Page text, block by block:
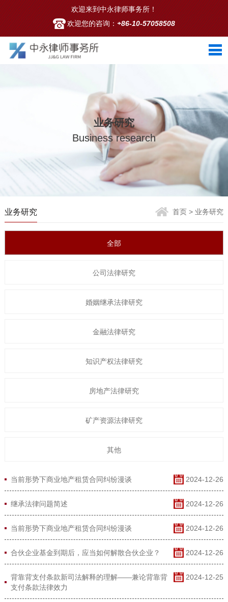
欢迎来到中永律师事务所！
欢迎您的咨询：+86-10-57058508
业务研究
Business research
业务研究 首页 > 业务研究
全部
公司法律研究
婚姻继承法律研究
金融法律研究
知识产权法律研究
房地产法律研究
矿产资源法律研究
其他
当前形势下商业地产租赁合同纠纷漫谈 2024-12-26
继承法律问题简述 2024-12-26
当前形势下商业地产租赁合同纠纷漫谈 2024-12-26
合伙企业基金到期后，应当如何解散合伙企业？ 2024-12-26
背靠背支付条款新司法解释的理解——兼论背靠背
支付条款法律效力
2024-12-25